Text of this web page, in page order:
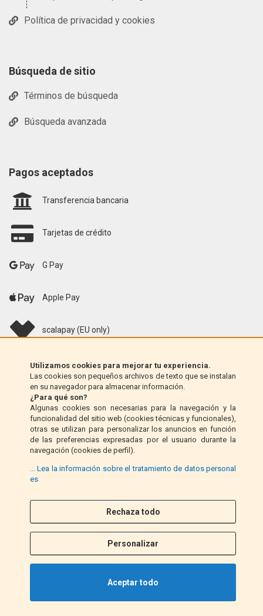
Utilizamos cookies para mejorar tu experiencia.
Las cookies son pequeños archivos de texto que se instalan
en su navegador para almacenar información.
¿Para qué son?
Algunas cookies son necesarias para la navegación y la
funcionalidad del sitio web (cookies técnicas y funcionales),
otras se utilizan para personalizar los anuncios en función
de las preferencias expresadas por el usuario durante la
navegación (cookies de perfil).
... Lea la información sobre el tratamiento de datos personal
es
Rechaza todo
Personalizar
Aceptar todo
Política de privacidad y cookies
Búsqueda de sitio
Términos de búsqueda
Búsqueda avanzada
Pagos aceptados
Transferencia bancaria
Tarjetas de crédito
G Pay
Apple Pay
scalapay (EU only)
Klarna (solo UE)
Giro postal (solo Italia)
Contra reembolso (solo Italia)
F
c
e
o
I
s
t
r